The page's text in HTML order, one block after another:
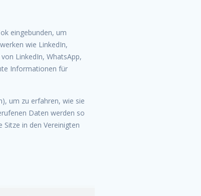
eingebunden, um
wie LinkedIn,
LinkedIn, WhatsApp,
Informationen für
um zu erfahren, wie sie
Daten werden so
in den Vereinigten